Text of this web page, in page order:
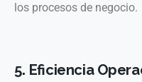
los procesos de negocio.
5. Eficiencia